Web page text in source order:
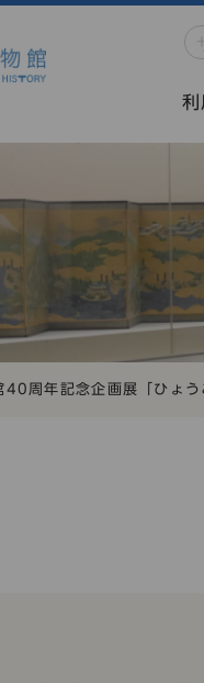
利
40周年記念企画展「ひょう